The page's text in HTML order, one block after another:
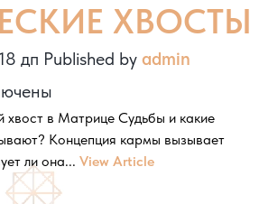
ХВОСТЫ
дп Published by admin
хвост в Матрице Судьбы и какие
Концепция кармы вызывает
ли она... View Article